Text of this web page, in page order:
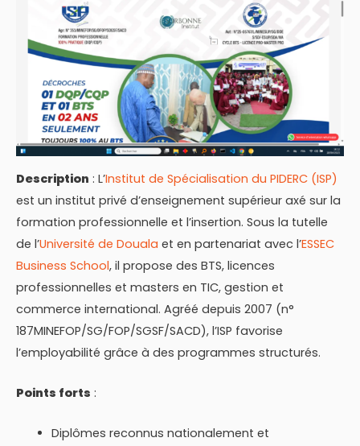
Description : L’Institut de Spécialisation du PIDERC (ISP)
est un institut privé d’enseignement supérieur axé sur la
formation professionnelle et l’insertion. Sous la tutelle
de l’Université de Douala et en partenariat avec l’ESSEC
Business School, il propose des BTS, licences
professionnelles et masters en TIC, gestion et
commerce international. Agréé depuis 2007 (n°
187MINEFOP/SG/FOP/SGSF/SACD), l’ISP favorise
l’employabilité grâce à des programmes structurés.
Points forts :
Diplômes reconnus nationalement et